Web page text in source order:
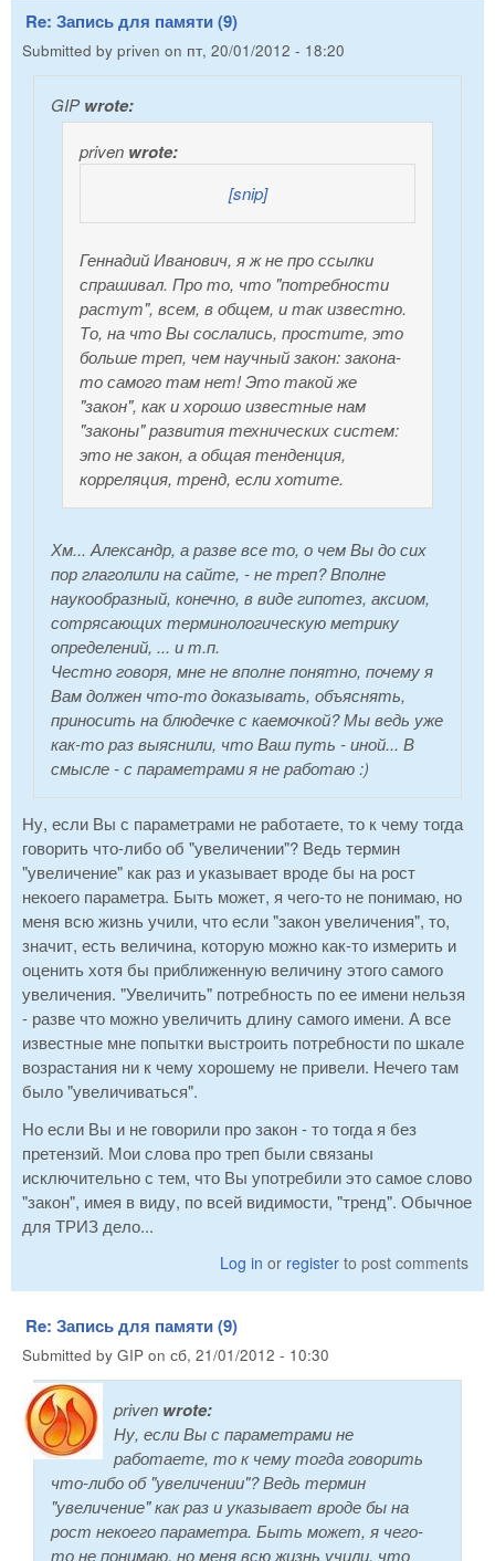
Re: Запись для памяти (9)
Submitted by priven on пт, 20/01/2012 - 18:20
GIPwrote:
priven wrote:
[snip]
Геннадий Иванович, я ж не про ссылки
спрашивал. Про то, что "потребности
растут", всем, в общем, и так известно.
То, на что Вы сослались, простите, это
больше треп, чем научный закон: закона-
то самого там нет! Это такой же
"закон", как и хорошо известные нам
"законы" развития технических систем:
это не закон, а общая тенденция,
корреляция, тренд, если хотите.
Хм... Александр, а разве все то, о чем Вы до сих
пор глаголили на сайте, - не треп? Вполне
наукообразный, конечно, в виде гипотез, аксиом,
сотрясающих терминологическую метрику
определений, ... и т.п.
Честно говоря, мне не вполне понятно, почему я
Вам должен что-то доказывать, объяснять,
приносить на блюдечке с каемочкой? Мы ведь уже
как-то раз выяснили, что Ваш путь - иной... В
смысле - с параметрами я не работаю :)
Ну, если Вы с параметрами не работаете, то к чему тогда
говорить что-либо об "увеличении"? Ведь термин
"увеличение" как раз и указывает вроде бы на рост
некоего параметра. Быть может, я чего-то не понимаю, но
меня всю жизнь учили, что если "закон увеличения", то,
значит, есть величина, которую можно как-то измерить и
оценить хотя бы приближенную величину этого самого
увеличения. "Увеличить" потребность по ее имени нельзя
- разве что можно увеличить длину самого имени. А все
известные мне попытки выстроить потребности по шкале
возрастания ни к чему хорошему не привели. Нечего там
было "увеличиваться".
Но если Вы и не говорили про закон - то тогда я без
претензий. Мои слова про треп были связаны
исключительно с тем, что Вы употребили это самое слово
"закон", имея в виду, по всей видимости, "тренд". Обычное
для ТРИЗ дело...
Log in or register to post comments
Re: Запись для памяти (9)
Submitted by GIP on сб, 21/01/2012 - 10:30
priven wrote:
Ну, если Вы с параметрами не
работаете, то к чему тогда говорить
что-либо об "увеличении"? Ведь термин
"увеличение" как раз и указывает вроде бы на
рост некоего параметра. Быть может, я чего-
то не понимаю, но меня всю жизнь учили, что